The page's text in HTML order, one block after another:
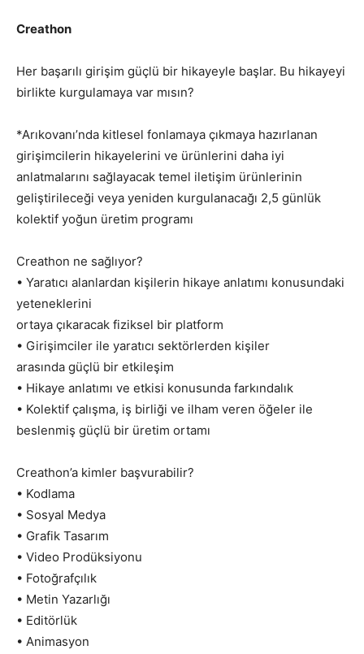
Creathon
Her başarılı girişim güçlü bir hikayeyle başlar. Bu hikayeyi
birlikte kurgulamaya var mısın?
*Arıkovanı’nda kitlesel fonlamaya çıkmaya hazırlanan
girişimcilerin hikayelerini ve ürünlerini daha iyi
anlatmalarını sağlayacak temel iletişim ürünlerinin
geliştirileceği veya yeniden kurgulanacağı 2,5 günlük
kolektif yoğun üretim programı
Creathon ne sağlıyor?
• Yaratıcı alanlardan kişilerin hikaye anlatımı konusundaki
yeteneklerini
ortaya çıkaracak fiziksel bir platform
• Girişimciler ile yaratıcı sektörlerden kişiler
arasında güçlü bir etkileşim
• Hikaye anlatımı ve etkisi konusunda farkındalık
• Kolektif çalışma, iş birliği ve ilham veren öğeler ile
beslenmiş güçlü bir üretim ortamı
Creathon’a kimler başvurabilir?
• Kodlama
• Sosyal Medya
• Grafik Tasarım
• Video Prodüksiyonu
• Fotoğrafçılık
• Metin Yazarlığı
• Editörlük
• Animasyon